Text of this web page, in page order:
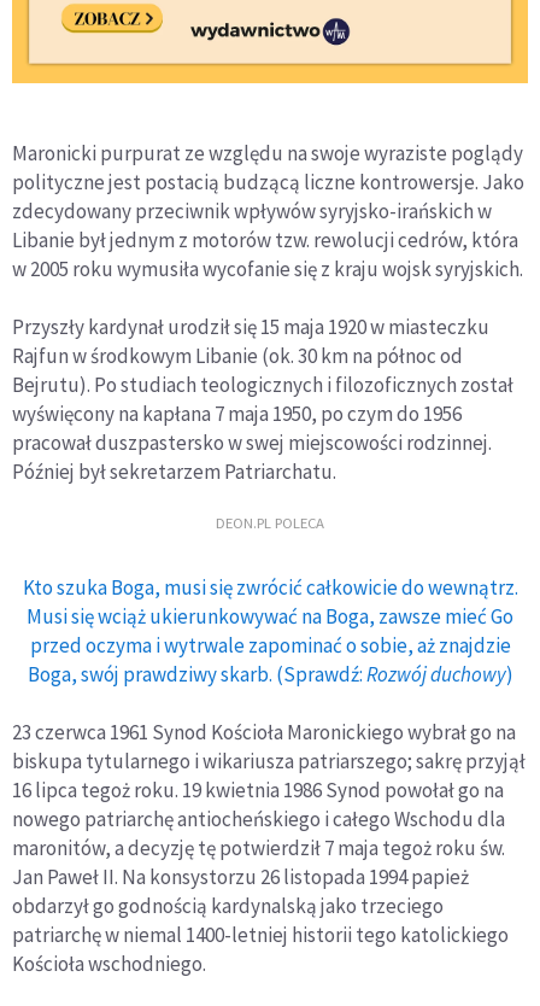
Maronicki purpurat ze względu na swoje wyraziste poglądy
polityczne jest postacią budzącą liczne kontrowersje. Jako
zdecydowany przeciwnik wpływów syryjsko-irańskich w
Libanie był jednym z motorów tzw. rewolucji cedrów, która
w 2005 roku wymusiła wycofanie się z kraju wojsk syryjskich.
Przyszły kardynał urodził się 15 maja 1920 w miasteczku
Rajfun w środkowym Libanie (ok. 30 km na północ od
Bejrutu). Po studiach teologicznych i filozoficznych został
wyświęcony na kapłana 7 maja 1950, po czym do 1956
pracował duszpastersko w swej miejscowości rodzinnej.
Później był sekretarzem Patriarchatu.
DEON.PL POLECA
Kto szuka Boga, musi się zwrócić całkowicie do wewnątrz.
Musi się wciąż ukierunkowywać na Boga, zawsze mieć Go
przed oczyma i wytrwale zapominać o sobie, aż znajdzie
Boga, swój prawdziwy skarb. (Sprawdź:Rozwój duchowy)
23 czerwca 1961 Synod Kościoła Maronickiego wybrał go na
biskupa tytularnego i wikariusza patriarszego; sakrę przyjął
16 lipca tegoż roku. 19 kwietnia 1986 Synod powołał go na
nowego patriarchę antiocheńskiego i całego Wschodu dla
maronitów, a decyzję tę potwierdził 7 maja tegoż roku św.
Jan Paweł II. Na konsystorzu 26 listopada 1994 papież
obdarzył go godnością kardynalską jako trzeciego
patriarchę w niemal 1400-letniej historii tego katolickiego
Kościoła wschodniego.